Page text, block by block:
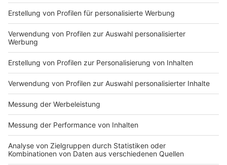
Impressum
Nutzungsbedingungen
Jobs
Kontakt
Studio-Hotline
Newsletter